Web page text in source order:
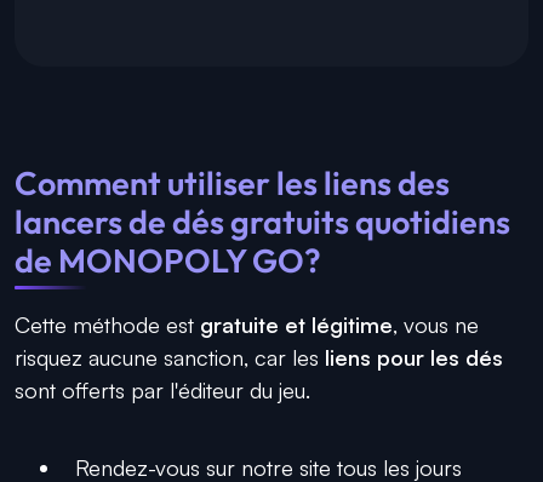
Comment utiliser les liens des
lancers de dés gratuits quotidiens
de MONOPOLY GO?
Cette méthode est gratuite et légitime, vous ne
risquez aucune sanction, car les liens pour les dés
sont offerts par l'éditeur du jeu.
Rendez-vous sur notre site tous les jours